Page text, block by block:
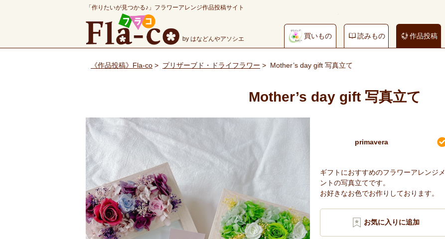
「作りたいが見つかる♪」フラワーアレンジ作品投稿サイト
by はなどんやアソシエ 買いもの 読みもの 作品投稿
《作品投稿》Fla-co > プリザーブド・ドライフラワー > Mother’s day gift 写真立て
Mother’s day gift 写真立て
primavera
ギフトにおすすめのフラワーアレンジメ
ントの写真立てです。
お好きなお色でお作りしております。